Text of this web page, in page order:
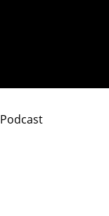
Podcast